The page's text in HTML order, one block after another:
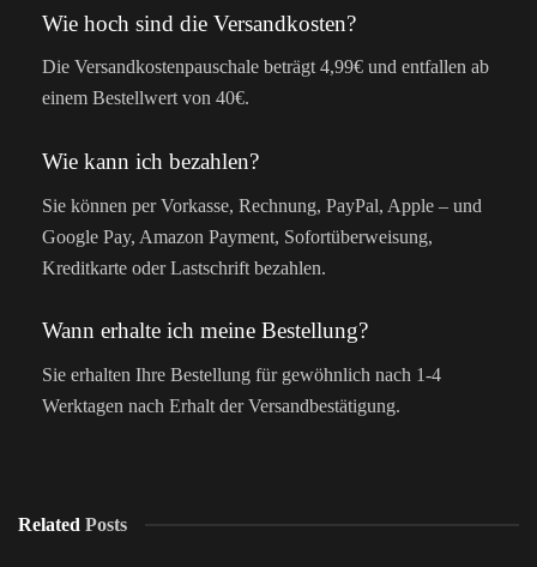
Wie hoch sind die Versandkosten?
Die Versandkostenpauschale beträgt 4,99€ und entfallen ab
einem Bestellwert von 40€.
Wie kann ich bezahlen?
Sie können per Vorkasse, Rechnung, PayPal, Apple – und
Google Pay, Amazon Payment, Sofortüberweisung,
Kreditkarte oder Lastschrift bezahlen.
Wann erhalte ich meine Bestellung?
Sie erhalten Ihre Bestellung für gewöhnlich nach 1-4
Werktagen nach Erhalt der Versandbestätigung.
Related Posts